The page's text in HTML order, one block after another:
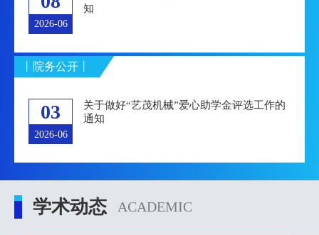
2026-06
知
丨院务公开丨
03
2026-06
关于做好“艺茂机械”爱心助学金评选工作的
通知
学术动态 ACADEMIC